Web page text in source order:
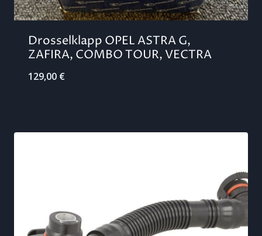
Drosselklapp OPEL ASTRA G,
ZAFIRA, COMBO TOUR, VECTRA
129,00 €